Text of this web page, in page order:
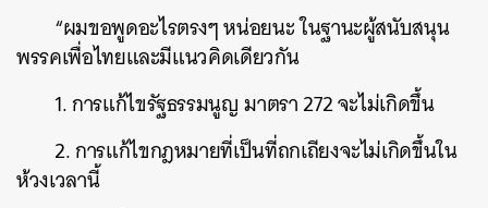
“ผมขอพูดอะไรตรงๆ หน่อยนะ ในฐานะผู้สนับสนุน
พรรคเพื่อไทยและมีแนวคิดเดียวกัน
1. การแก้ไขรัฐธรรมนูญ มาตรา 272 จะไม่เกิดขึ้น
2. การแก้ไขกฎหมายที่เป็นที่ถกเถียงจะไม่เกิดขึ้นใน
ห้วงเวลานี้